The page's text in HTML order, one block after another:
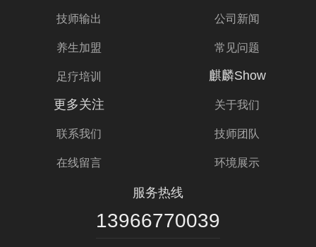
技师输出
养生加盟
足疗培训
公司新闻
常见问题
麒麟Show
关于我们
技师团队
环境展示
更多关注
联系我们
在线留言
服务热线
13966770039